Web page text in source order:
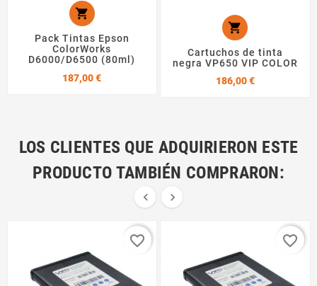

Pack Tintas Epson
ColorWorks
D6000/D6500 (80ml)
187,00 €Precio

Cartuchos de tinta
negra VP650 VIP COLOR
186,00 €Precio
LOS CLIENTES QUE ADQUIRIERON ESTE
PRODUCTO TAMBIÉN COMPRARON:
 
favorite_border favorite_border